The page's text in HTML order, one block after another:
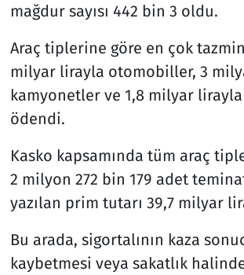
mağdur sayısı 442 bin 3 oldu.
Araç tiplerine göre en çok
milyar lirayla otomobiller, 3
kamyonetler ve 1,8 milyar
ödendi.
Kasko kapsamında tüm araç
2 milyon 272 bin 179 adet
yazılan prim tutarı 39,7 milyar
Bu arada, sigortalının kaza
kaybetmesi veya sakatlık